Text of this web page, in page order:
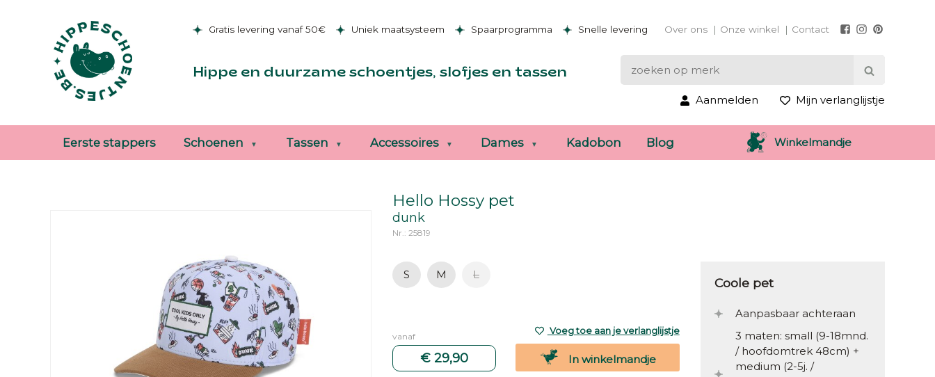
Gratis levering vanaf 50€ Uniek maatsysteem Spaarprogramma Snelle levering Over ons Onze winkel Contact
Hippe en duurzame schoentjes, slofjes en tassen
Aanmelden Mijn verlanglijstje
Eerste stappers Schoenen Tassen Accessoires Dames Kadobon Blog Winkelmandje
Hello Hossy pet
dunk
Nr.: 25819
S M L
vanaf
€ 29,90
Voeg toe aan je verlanglijstje
In winkelmandje
Coole pet
Aanpasbaar achteraan
3 maten: small (9-18mnd.
/ hoofdomtrek 48cm) +
medium (2-5j. /